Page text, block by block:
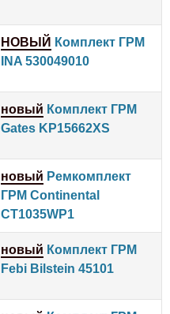
НОВЫЙ Комплект ГРМ
INA 530049010
новый Комплект ГРМ
Gates KP15662XS
новый Ремкомплект
ГРМ Continental
CT1035WP1
новый Комплект ГРМ
Febi Bilstein 45101